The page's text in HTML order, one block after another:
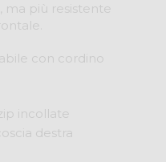
ma più resistente
con cordino
incollate
destra